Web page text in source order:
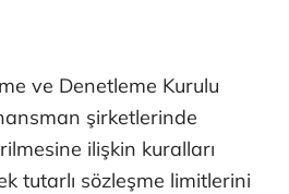
ve Denetleme Kurulu
şirketlerinde
ilişkin kuralları
tutarlı sözleşme limitlerini